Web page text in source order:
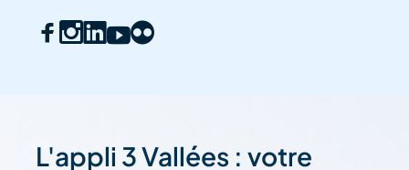
L'appli 3 Vallées : votre